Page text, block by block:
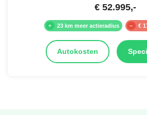
€ 52.995,-
23 km meer actieradius €
Autokosten